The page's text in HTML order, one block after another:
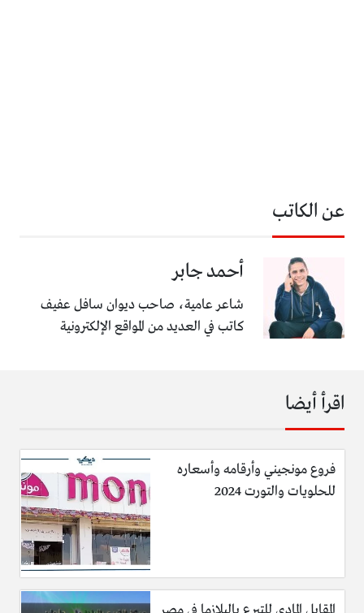
عن الكاتب
أحمد جابر
شاعر عامية، صاحب ديوان سافل عفيف
كاتب في العديد من المواقع الإلكترونية
اقرأ أيضا
فروع مونجيني وأرقامه وأسعاره
للحلويات والتورت 2024